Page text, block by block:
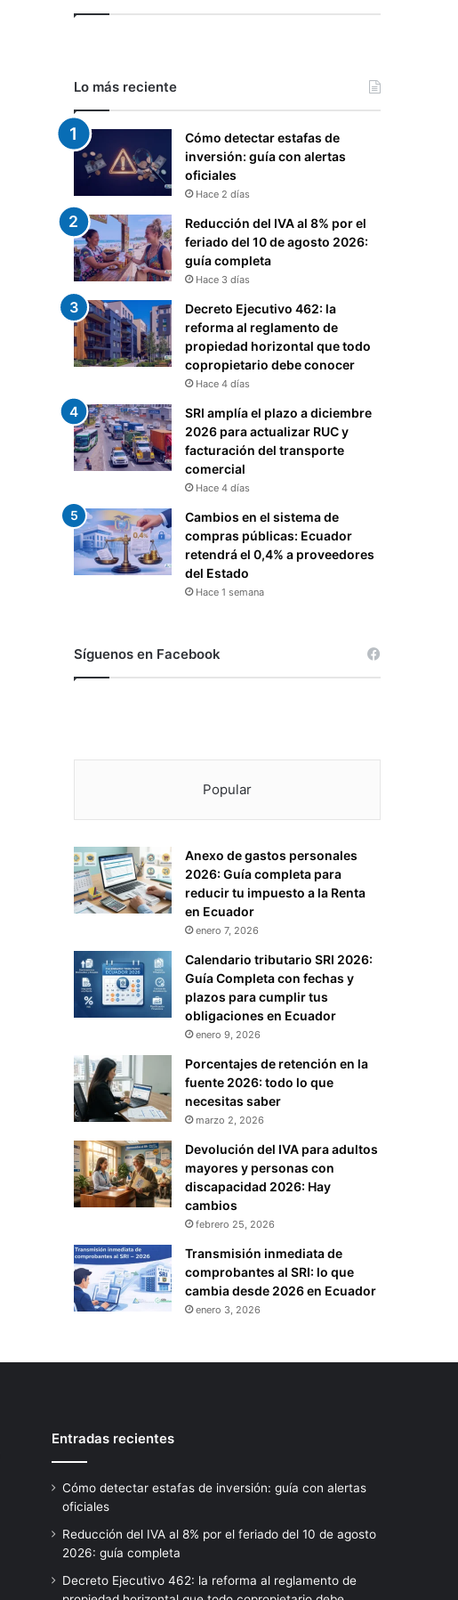
Lo más reciente
Cómo detectar estafas de
inversión: guía con alertas
oficiales
Hace 2 días
Reducción del IVA al 8% por el
feriado del 10 de agosto 2026:
guía completa
Hace 3 días
Decreto Ejecutivo 462: la
reforma al reglamento de
propiedad horizontal que todo
copropietario debe conocer
Hace 4 días
SRI amplía el plazo a diciembre
2026 para actualizar RUC y
facturación del transporte
comercial
Hace 4 días
Cambios en el sistema de
compras públicas: Ecuador
retendrá el 0,4% a proveedores
del Estado
Hace 1 semana
Síguenos en Facebook
Popular
Anexo de gastos personales
2026: Guía completa para
reducir tu impuesto a la Renta
en Ecuador
enero 7, 2026
Calendario tributario SRI 2026:
Guía Completa con fechas y
plazos para cumplir tus
obligaciones en Ecuador
enero 9, 2026
Porcentajes de retención en la
fuente 2026: todo lo que
necesitas saber
marzo 2, 2026
Devolución del IVA para adultos
mayores y personas con
discapacidad 2026: Hay
cambios
febrero 25, 2026
Transmisión inmediata de
comprobantes al SRI: lo que
cambia desde 2026 en Ecuador
enero 3, 2026
Entradas recientes
Cómo detectar estafas de inversión: guía con alertas
oficiales
Reducción del IVA al 8% por el feriado del 10 de agosto
2026: guía completa
Decreto Ejecutivo 462: la reforma al reglamento de